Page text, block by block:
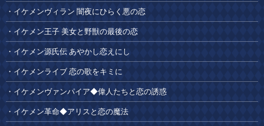
イケメンヴィラン 闇夜にひらく悪の恋
イケメン王子 美女と野獣の最後の恋
イケメン源氏伝 あやかし恋えにし
イケメンライブ 恋の歌をキミに
イケメンヴァンパイア◆偉人たちと恋の誘惑
イケメン革命◆アリスと恋の魔法